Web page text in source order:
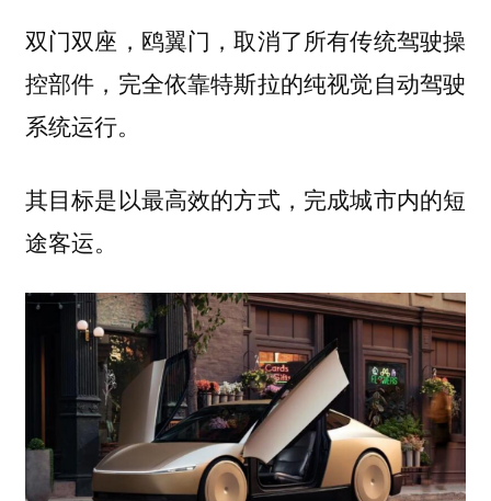
双门双座，鸥翼门，取消了所有传统驾驶操
控部件，完全依靠特斯拉的纯视觉自动驾驶
系统运行。
其目标是以最高效的方式，完成城市内的短
途客运。